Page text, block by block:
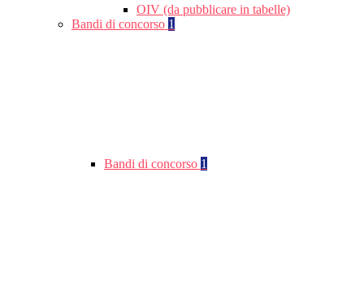
OIV (da pubblicare in tabelle)
Bandi di concorso 1
Bandi di concorso 1